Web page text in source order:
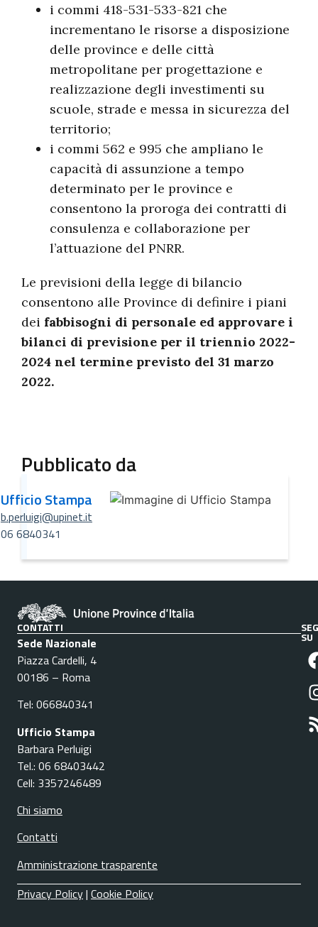
i commi 418-531-533-821 che
incrementano le risorse a disposizione
delle province e delle città
metropolitane per progettazione e
realizzazione degli investimenti su
scuole, strade e messa in sicurezza del
territorio;
i commi 562 e 995 che ampliano le
capacità di assunzione a tempo
determinato per le province e
consentono la proroga dei contratti di
consulenza e collaborazione per
l’attuazione del PNRR.
Le previsioni della legge di bilancio
consentono alle Province di definire i piani
dei fabbisogni di personale ed approvare i
bilanci di previsione per il triennio 2022-
2024 nel termine previsto del 31 marzo
2022.
Pubblicato da
Ufficio Stampa
b.perluigi@upinet.it
06 6840341
CONTATTI
Sede Nazionale
Piazza Cardelli, 4
00186 – Roma
Tel: 066840341
Ufficio Stampa
Barbara Perluigi
Tel.: 06 68403442
Cell: 3357246489
Chi siamo
Contatti
Amministrazione trasparente
SU
Privacy Policy| Cookie Policy